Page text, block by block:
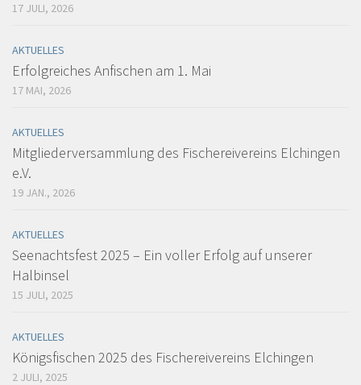
17 JULI, 2026
AKTUELLES
Erfolgreiches Anfischen am 1. Mai
17 MAI, 2026
AKTUELLES
Mitgliederversammlung des Fischereivereins Elchingen
e.V.
19 JAN., 2026
AKTUELLES
Seenachtsfest 2025 – Ein voller Erfolg auf unserer
Halbinsel
15 JULI, 2025
AKTUELLES
Königsfischen 2025 des Fischereivereins Elchingen
2 JULI, 2025